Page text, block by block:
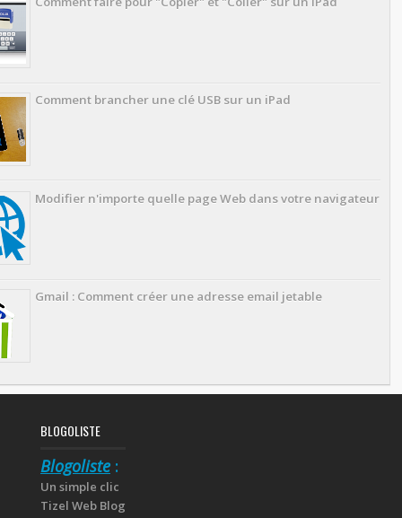
Comment brancher une clé USB sur un iPad
Modifier n'importe quelle page Web dans votre navigateur
Gmail : Comment créer une adresse email jetable
BLOGOLISTE
Blogoliste :
Un simple clic
Tizel Web Blog